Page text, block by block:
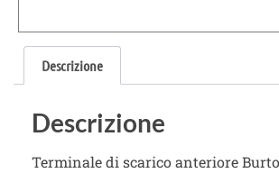
Descrizione
Descrizione
Terminale di scarico anteriore